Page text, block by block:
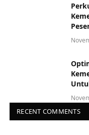
RECENT COMMENTS